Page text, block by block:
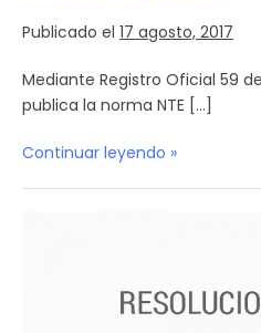
Publicado el 17 agosto, 2017
Mediante Registro Oficial 59
publica la norma NTE […]
Continuar leyendo »